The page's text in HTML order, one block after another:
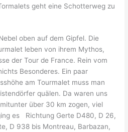
geht eine Schotterweg zu
oben auf dem Gipfel. Die
leben von ihrem Mythos,
der Tour de France. Rein vom
Besonderes. Ein paar
am Tourmalet muss man
quälen. Da waren uns
über 30 km zogen, viel
es Richtung Gerte D480, D 26,
D 938 bis Montreau, Barbazan,